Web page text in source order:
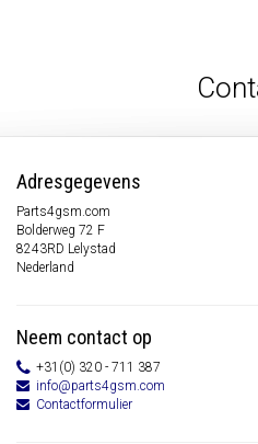
Adresgegevens
Parts4gsm.com
Bolderweg 72 F
8243RD Lelystad
Nederland
Neem contact op
+31(0) 320 - 711 387
info@parts4gsm.com
Contactformulier